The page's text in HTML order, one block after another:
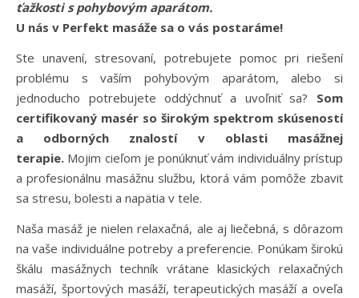
ťažkosti s pohybovým aparátom.
U nás v Perfekt masáže sa o vás postaráme!
Ste unavení, stresovaní, potrebujete pomoc pri riešení
problému s vaším pohybovým aparátom, alebo si
jednoducho potrebujete oddýchnuť a uvoľniť sa? Som
certifikovaný masér so širokým spektrom skúseností
a odborných znalostí v oblasti masážnej
terapie. Mojim cieľom je ponúknuť vám individuálny prístup
a profesionálnu masážnu službu, ktorá vám pomôže zbaviť
sa stresu, bolesti a napätia v tele.
Naša masáž je nielen relaxačná, ale aj liečebná, s dôrazom
na vaše individuálne potreby a preferencie. Ponúkam širokú
škálu masážnych techník vrátane klasických relaxačných
masáží, športových masáží, terapeutických masáží a oveľa